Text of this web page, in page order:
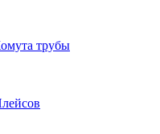
трубы